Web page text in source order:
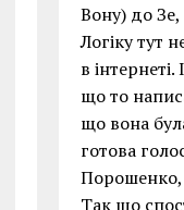
Вону) до Зе,
Логіку тут
в
що то
що вона
готова
Порошенко,
Так що